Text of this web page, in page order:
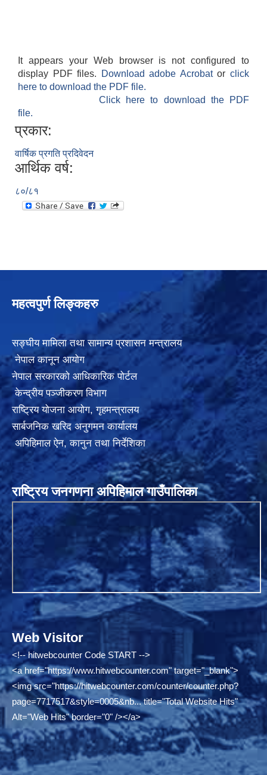
It appears your Web browser is not configured to
display PDF files.
Download adobe Acrobatorclick
here to download the PDF file.
Click here to download the PDF
file.
प्रकार:
वार्षिक प्रगति प्रदिवेदन
आर्थिक वर्ष:
८०/८१
महत्वपुर्ण लिङ्कहरु
सङ्घीय मामिला तथा सामान्य प्रशासन मन्त्रालय
नेपाल कानून आयोग
नेपाल सरकारको आधिकारिक पोर्टल
केन्द्रीय पञ्जीकरण विभाग
राष्ट्रिय योजना आयोग,गृहमन्त्रालय
सार्बजनिक खरिद अनुगमन कार्यालय
अपिहिमाल ऐन, कानुन तथा निर्देशिका
राष्ट्रिय जनगणना अपिहिमाल गाउँपालिका
Web Visitor
<!-- hitwebcounter Code START -->
<a href="https://www.hitwebcounter.com"target="_blank">
<img src="https://hitwebcounter.com/counter/counter.php?
page=7717517&style=0005&nb...title="Total Website Hits"
Alt="Web Hits" border="0" /></a>